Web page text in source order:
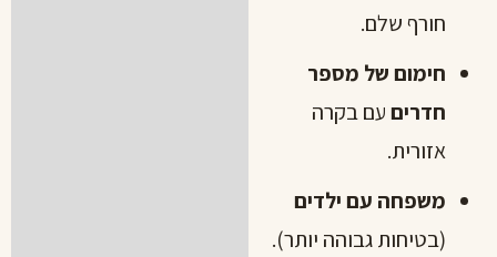
חורף שלם.
חימום של מספר
חדריםעם בקרה
אזורית.
משפחה עם ילדים
(בטיחות גבוהה יותר).